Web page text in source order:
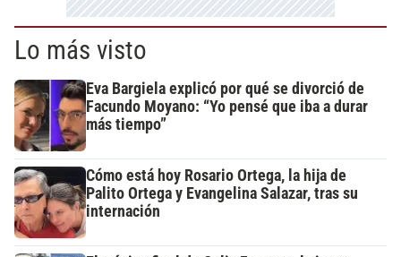
Lo más visto
Eva Bargiela explicó por qué se divorció de
Facundo Moyano: “Yo pensé que iba a durar
más tiempo”
Cómo está hoy Rosario Ortega, la hija de
Palito Ortega y Evangelina Salazar, tras su
internación